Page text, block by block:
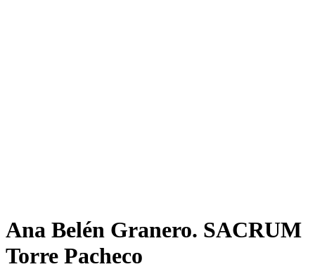
Ana Belén Granero. SACRUM
Torre Pacheco